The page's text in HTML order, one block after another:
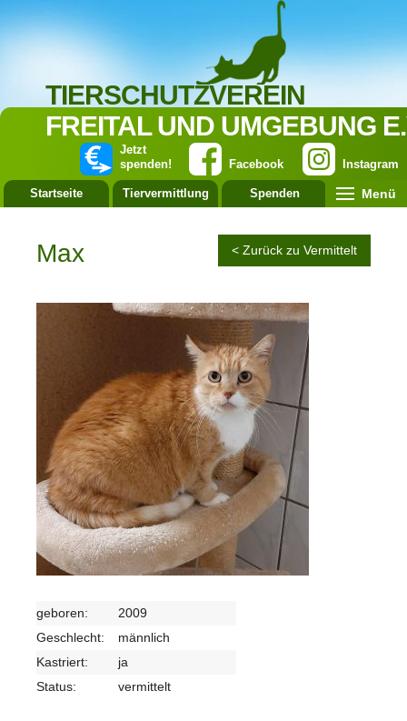
TIERSCHUTZVEREIN
FREITAL UND UMGEBUNG
Instagram
Facebook
Jetzt
spenden!
Startseite Tiervermittlung Spenden Menü
Max < Zurück zu Vermittelt
geboren:
2009
Geschlecht:
männlich
Kastriert:
ja
Status:
vermittelt